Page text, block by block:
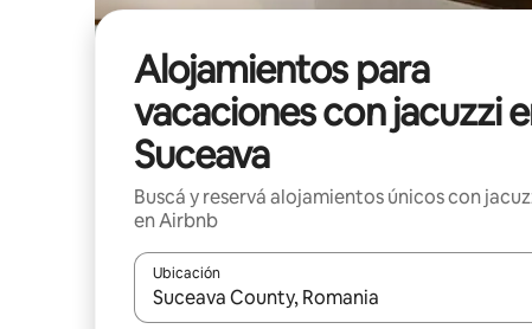
Alojamientos para
vacaciones con jacuzzi
Suceava
Buscá y reservá alojamientos únicos con
en Airbnb
Ubicación
Cuando los resultados estén disponibles, navegá